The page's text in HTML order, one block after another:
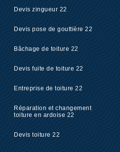
Devis zingueur 22
Devis pose de gouttière 22
Bâchage de toiture 22
Devis fuite de toiture 22
Entreprise de toiture 22
Réparation et changement
toiture en ardoise 22
Devis toiture 22